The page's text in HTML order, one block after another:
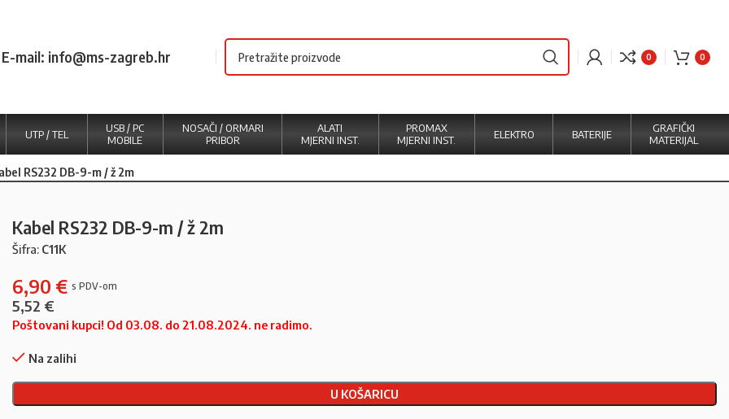
E-mail: info@ms-zagreb.hr 0 0
UTP / TEL
USB / PC
MOBILE
NOSAČI / ORMARI
PRIBOR
ALATI
MJERNI INST.
PROMAX
MJERNI INST.
ELEKTRO BATERIJE
GRAFIČKI
MATERIJAL
RS232 DB-9-m / ž 2m
Kabel RS232 DB-9-m / ž 2m
Šifra: C11K
6,90 €
5,52 €
Poštovani kupci! Od 03.08. do 21.08.2024. ne radimo.
Na zalihi
U KOŠARICU